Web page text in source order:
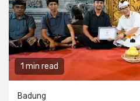
1 min read
Badung